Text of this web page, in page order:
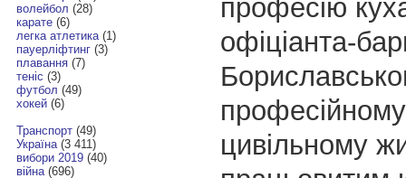
волейбол (28)
карате(6)
легка атлетика(1)
пауерліфтинг(3)
плавання(7)
теніс (3)
футбол (49)
хокей(6)
Транспорт(49)
Україна(3 411)
вибори 2019(40)
війна(696)
професію
офіціанта-
цивільному